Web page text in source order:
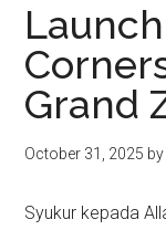
Grand
October 31, 2025 by
Syukur kepada